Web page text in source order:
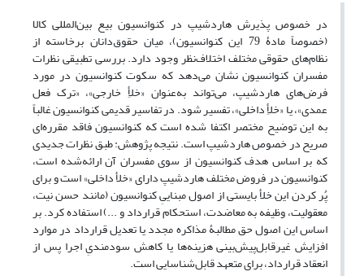
در خصوص پذیرش هاردشیپ در کنوانسیون بیع بین‌المللی کالا
(خصوصاً مادۀ 79 این کنوانسیون)، میان حقوق‌دانان برخاسته از
نظام‌های حقوقی مختلف اختلاف‌نظر وجود دارد. بررسی تطبیقی نظرات
مفسران کنوانسیون نشان می‌دهد که سکوت کنوانسیون در مورد
فرض‌های هاردشیپ، می‌تواند به‌عنوان «خلأِ خارجی»، «ترک فعل
عمدی»، یا «خلأِ داخلی»، تفسیر شود. در تفاسیر قدیمی کنوانسیون غالباً
به این توضیح مختصر اکتفا شده است که کنوانسیون فاقد مقرره‌ای
صریح در خصوص هاردشیپ است. نتیجه پژوهش: طبق نظرات جدیدی
که بر اساس هدف کنوانسیون از سوی مفسران آن ارائه‌شده است،
کنوانسیون در فروض مختلف هاردشیپ دارای «خلأ داخلی» است و برای
پُر کردن این خلأ بایستی از اصول مبناییِ کنوانسیون (مانند حسن نیت،
معقولیت، وظیفه به معاضدت، استحکام قرارداد و ...) استفاده کرد. بر
اساس این اصول حق مطالبۀ مذاکره مجدد یا تعدیل قرارداد در موارد
افزایش غیرقابل‌پیش‌بینی هزینه‌ها یا کاهش سودمندیِ اجرا پس از
انعقاد قرارداد، برای متعهد قابل‌شناسایی است.